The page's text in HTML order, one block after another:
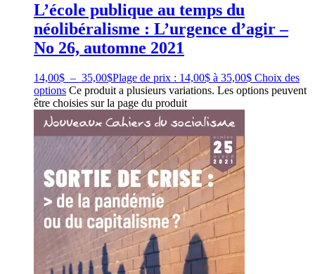
L’école publique au temps du
néolibéralisme : L’urgence d’agir –
No 26, automne 2021
14,00$ – 35,00$Plage de prix : 14,00$ à 35,00$ Choix des
options Ce produit a plusieurs variations. Les options peuvent
être choisies sur la page du produit